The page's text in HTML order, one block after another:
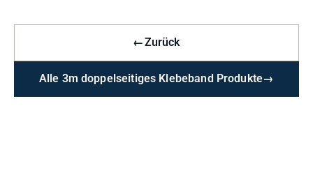
←Zurück
Alle 3m doppelseitiges Klebeband Produkte→